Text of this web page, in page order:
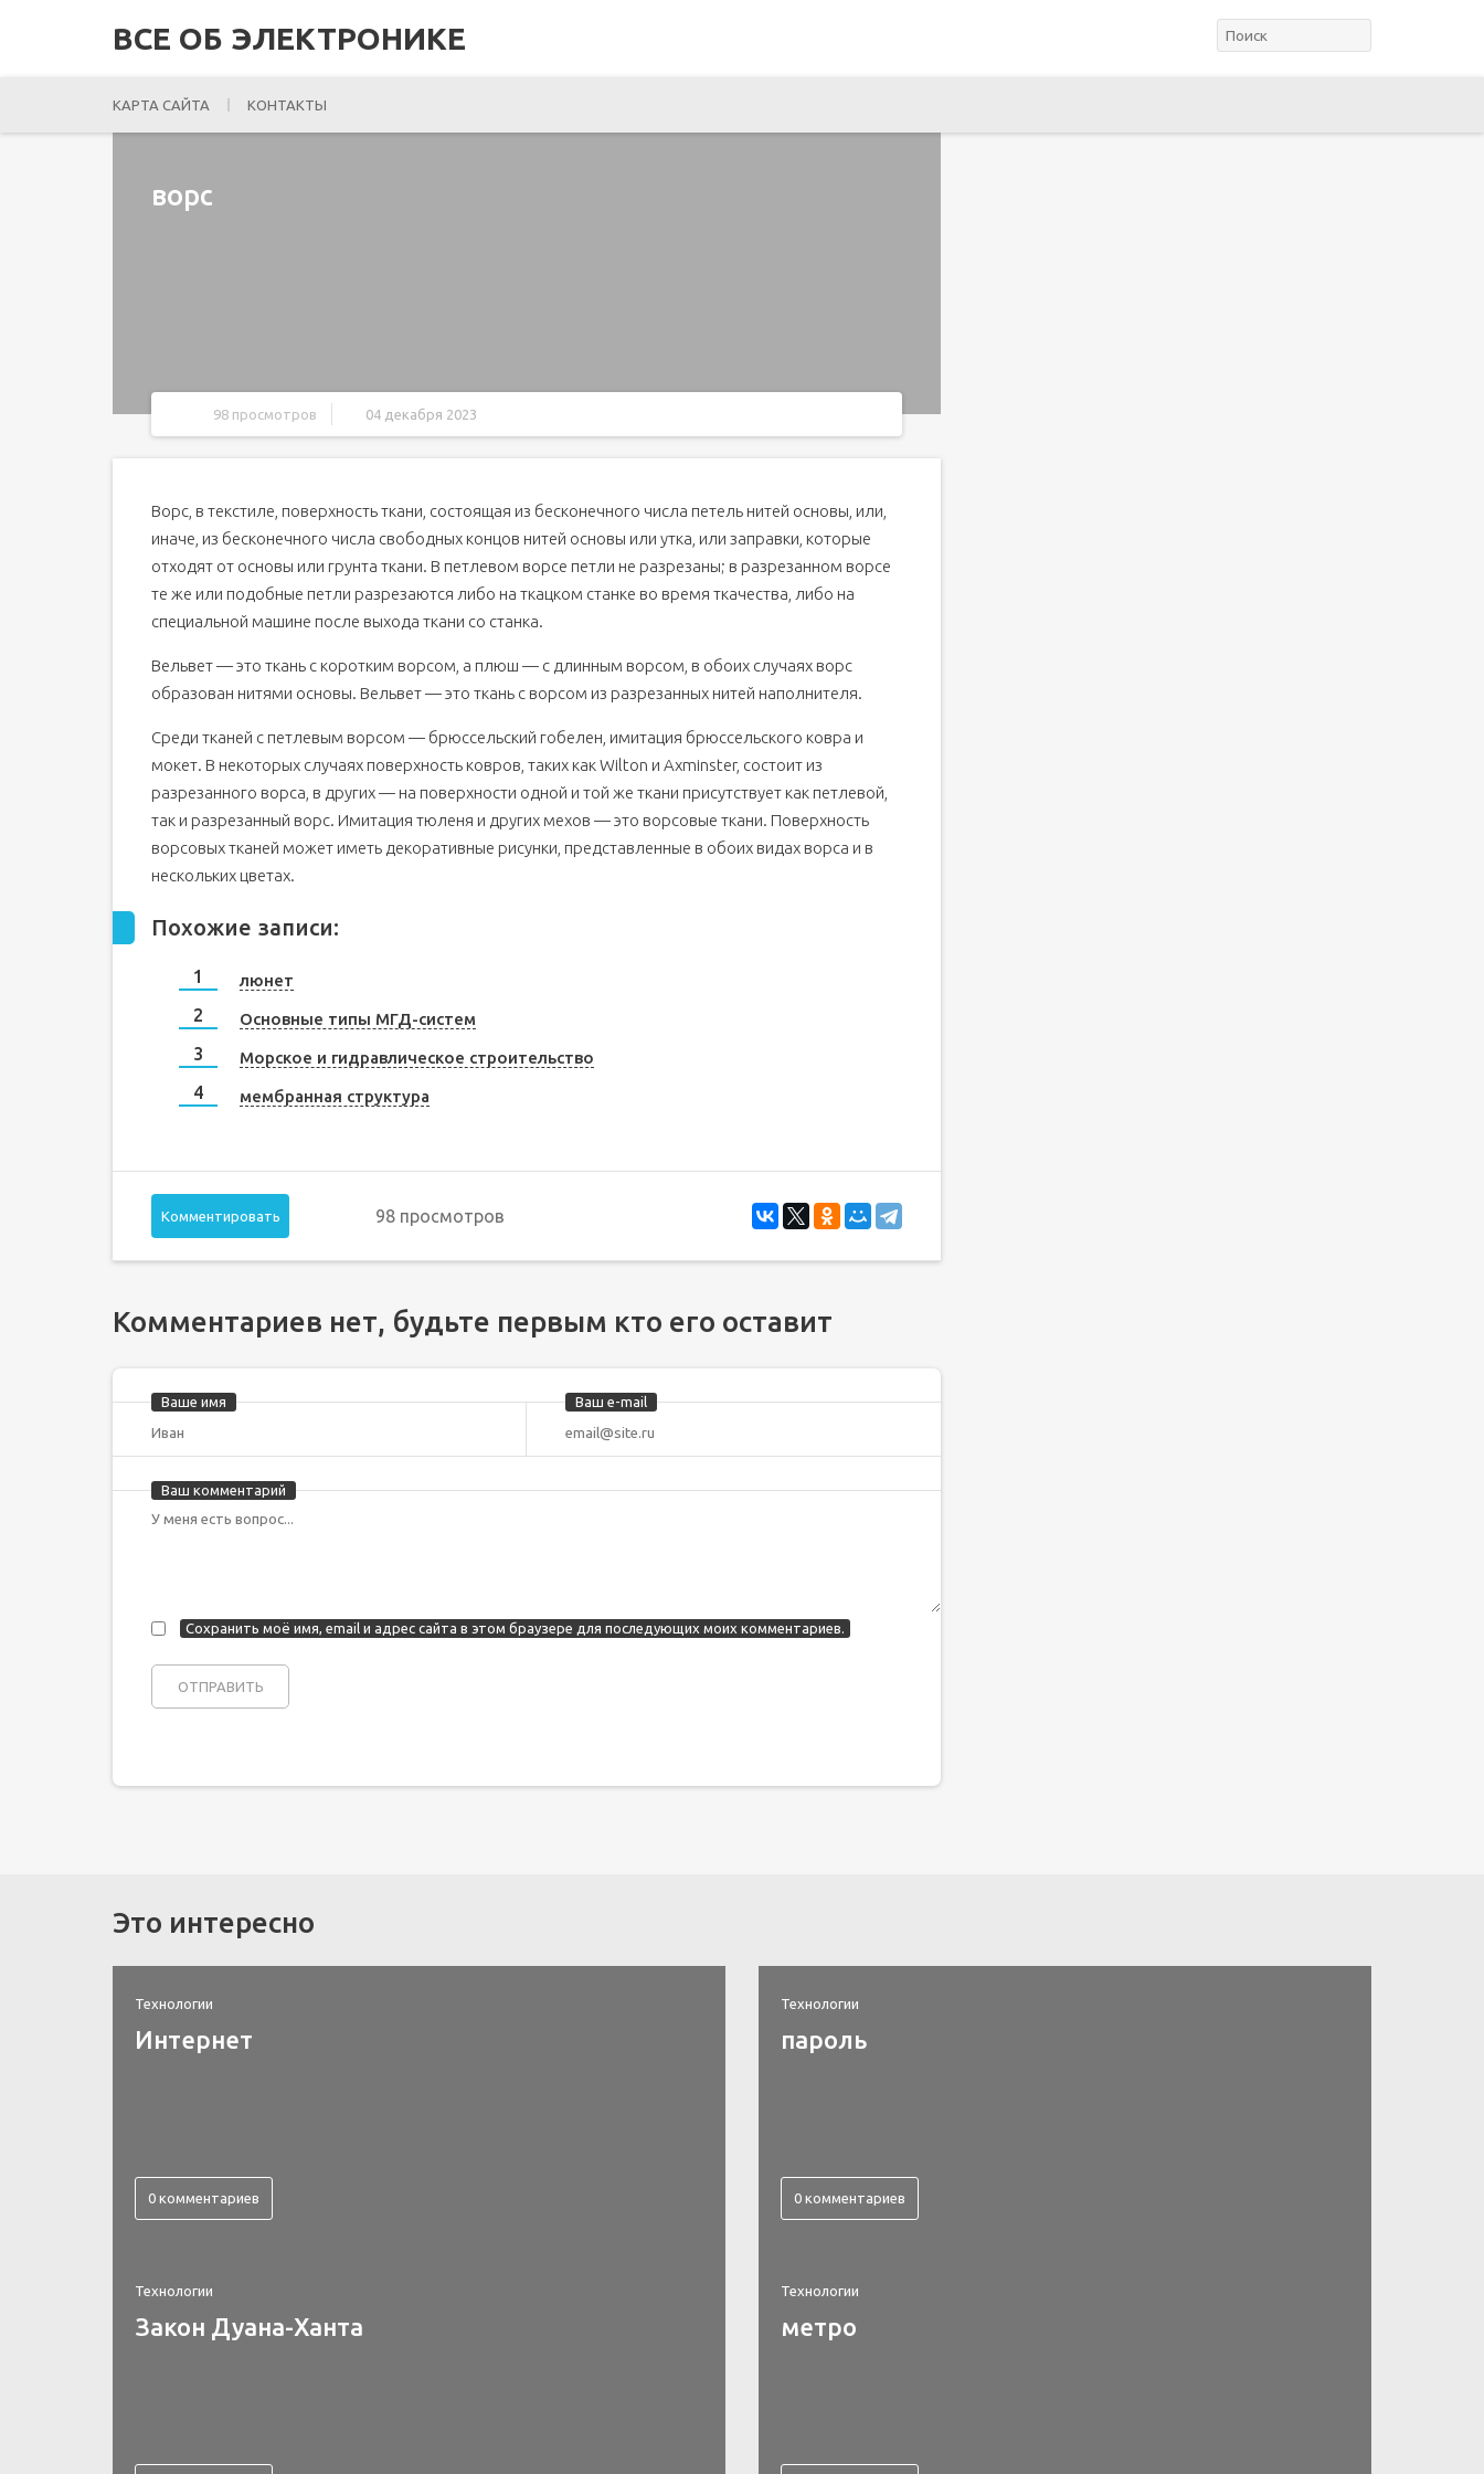
ВСЕ ОБ ЭЛЕКТРОНИКЕ
КАРТА САЙТА КОНТАКТЫ
ворс
98 просмотров 04 декабря 2023
Ворс, в текстиле, поверхность ткани, состоящая из бесконечного числа петель нитей основы, или,
иначе, из бесконечного числа свободных концов нитей основы или утка, или заправки, которые
отходят от основы или грунта ткани. В петлевом ворсе петли не разрезаны; в разрезанном ворсе
те же или подобные петли разрезаются либо на ткацком станке во время ткачества, либо на
специальной машине после выхода ткани со станка.
Вельвет — это ткань с коротким ворсом, а плюш — с длинным ворсом, в обоих случаях ворс
образован нитями основы. Вельвет — это ткань с ворсом из разрезанных нитей наполнителя.
Среди тканей с петлевым ворсом — брюссельский гобелен, имитация брюссельского ковра и
мокет. В некоторых случаях поверхность ковров, таких как Wilton и Axminster, состоит из
разрезанного ворса, в других — на поверхности одной и той же ткани присутствует как петлевой,
так и разрезанный ворс. Имитация тюленя и других мехов — это ворсовые ткани. Поверхность
ворсовых тканей может иметь декоративные рисунки, представленные в обоих видах ворса и в
нескольких цветах.
Похожие записи:
люнет
Основные типы МГД-систем
Морское и гидравлическое строительство
мембранная структура
Комментировать 98 просмотров
Комментариев нет, будьте первым кто его оставит
Ваше имя Ваш e-mail
Ваш комментарий
Сохранить моё имя, email и адрес сайта в этом браузере для последующих моих комментариев.
Это интересно
Технологии
Интернет
0 комментариев
Технологии
пароль
0 комментариев
Технологии
Закон Дуана-Ханта
Технологии
метро